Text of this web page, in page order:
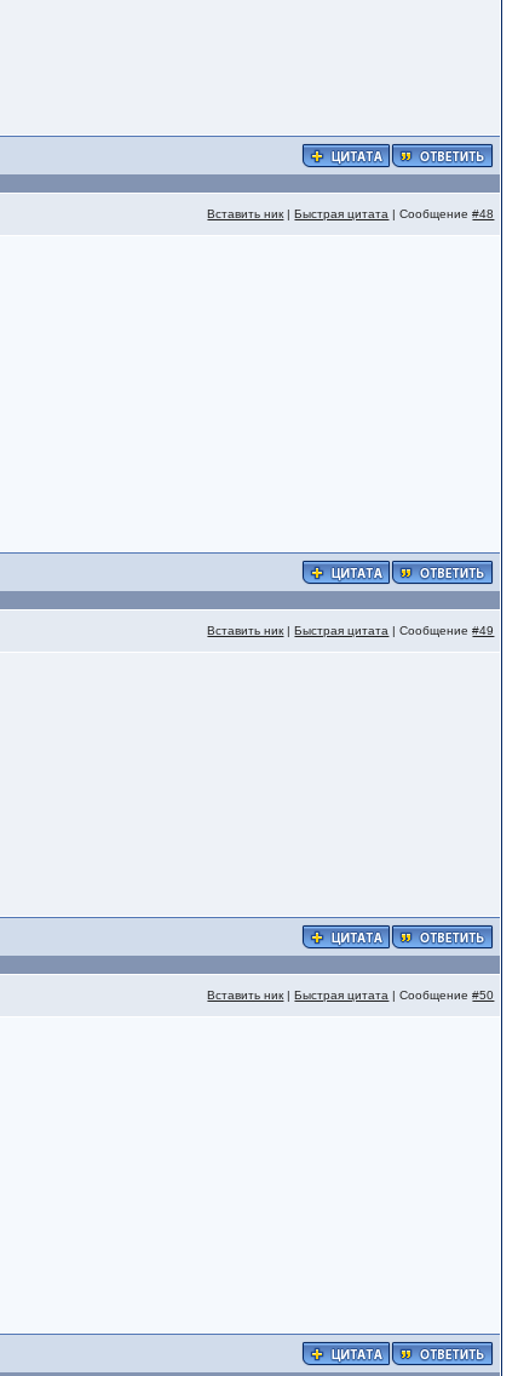
Вставить ник |Быстрая цитата | Сообщение#48
Вставить ник |Быстрая цитата | Сообщение#49
Вставить ник |Быстрая цитата | Сообщение#50